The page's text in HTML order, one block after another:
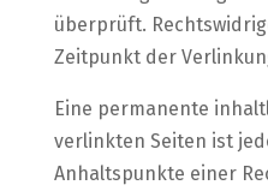
überprüft.
Zeitpunkt der
Eine permanente
verlinkten Seiten ist
Anhaltspunkte einer